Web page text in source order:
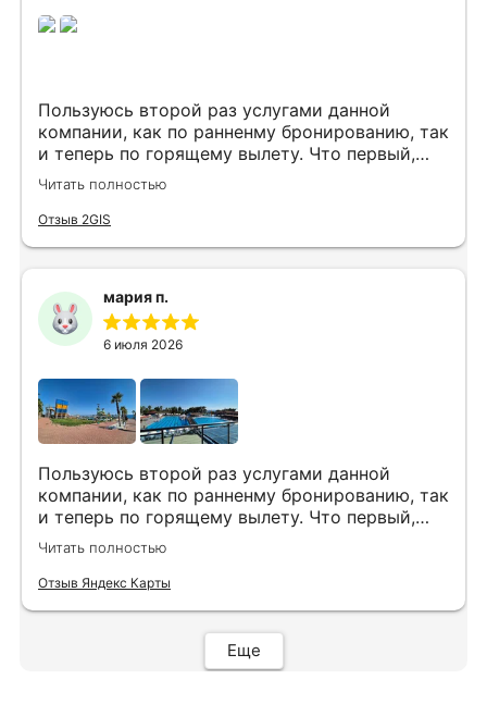
Пользуюсь второй раз услугами данной
компании, как по ранненму бронированию, так
и теперь по горящему вылету. Что первый,
что второй раз путёвки подобраны под наши
индивидуальные запросы идеально. Работаем
с менеджером Анной Макеевой, всегда на
Читать полностью
Отзыв 2GIS
мария п.
6 июля 2026
Пользуюсь второй раз услугами данной
компании, как по ранненму бронированию, так
и теперь по горящему вылету. Что первый,
что второй раз путёвки подобраны под наши
индивидуальные запросы идеально. Работаем
с менеджером Анной Макеевой, всегда на
Читать полностью
Отзыв Яндекс Карты
Еще